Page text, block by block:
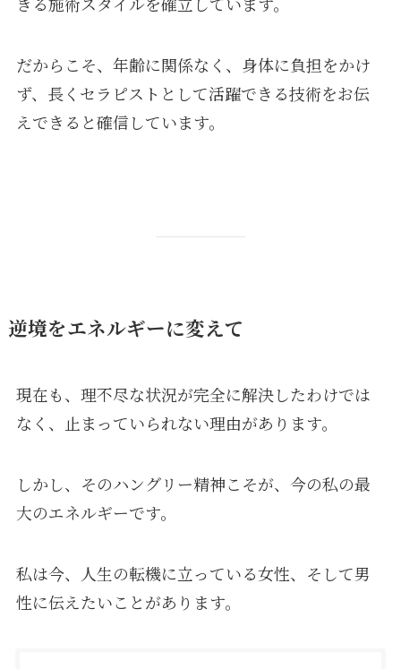
だからこそ、年齢に関係なく、身体に負担をかけ
ず、長くセラピストとして活躍できる技術をお伝
えできると確信しています。
逆境をエネルギーに変えて
現在も、理不尽な状況が完全に解決したわけでは
なく、止まっていられない理由があります。
しかし、そのハングリー精神こそが、今の私の最
大のエネルギーです。
私は今、人生の転機に立っている女性、そして男
性に伝えたいことがあります。